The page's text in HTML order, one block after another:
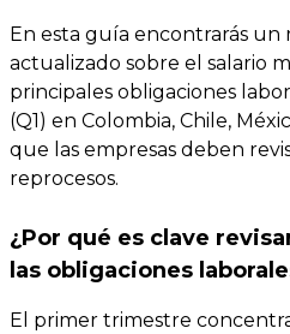
En esta guía encontrarás un
actualizado sobre el salario
principales obligaciones
(Q1) en Colombia, Chile,
que las empresas deben
reprocesos.
¿Por qué es clave
las obligaciones
El primer trimestre